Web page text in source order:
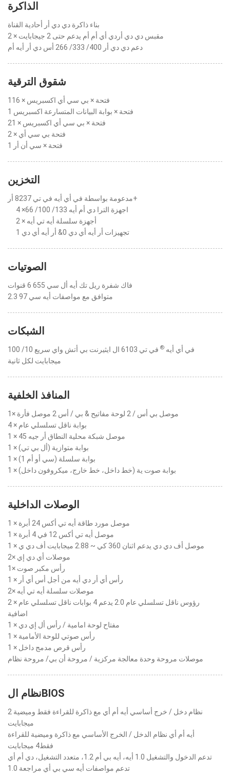
الذاكرة
بناء ذاكرة دي دي أر أحادية القناة
2 × مقبس دي دي أردي أي أم أم يدعم حتى 2 جيجابايت
دعم دي دي أر 400/ 333/ 266 أس دي أر أيه أم
شقوق الترقية
1فتحة × بي سي أي اكسبريس × 16
1 فتحة × بوابة البيانات المتسارعة اكسبريس
2فتحة × بي سي أي اكسبريس × 1
2 × فتحة بي سي أي
1 فتحة × سي أن أر
التخزين
مدعومة بواسطة في أي أيه في تي 8237 أر+
4 ×اجهزة الترا دي أم أيه 133/ 100/ 66
2 × أجهزة سلسلة أيه تي أيه
تجهيزات أر أيه أي دي 0& أر أيه أي دي 1
الصوتيات
فاك شفرة ريل تك أيه أل سي 655 6 قنوات
متوافق مع مواصفات أيه سي 97 2.3
الشبكات
في أي أيه ®
في تي 6103 ال ايثيرنت بي أتش واي سريع 10/ 100
ميجابايت لكل ثانية
المنافذ الخلفية
1× موصل بي أس / 2 لوحة مفاتيح & بي / أس 2 موصل فأرة
4 × بوابة ناقل تسلسلي عام
1 × موصل شبكة محلية النطاق أر جيه 45
1 × بوابة متوازية (أل بي تي)
1 × بوابة سلسلة (سي أو أم 1)
1 × بوابة صوت ية (خط داخل، خط خارج، ميكروفون داخل)
الوصلات الداخلية
1 × موصل مورد طاقة أيه تي أكس 24 أبرة
1 × موصل أيه تي أكس 12 في 4 أبرة
1 × موصل أف دي دي يدعم اثنان 360 كي ~ 2.88 ميجابايت أف دي ي
2× موصلات أي دي إي
1× رأس مكبر صوت
1 × رأس أي أر دي أيه من أجل أس أي أر
2× موصلات سلسلة أيه تي أيه
2 × رؤوس ناقل تسلسلي عام 2.0 يدعم 4 بوابات ناقل تسلسلي عام
اضافية
1 × مفتاح لوحة امامية / رأس أل إي دي
1 × رأس صوتي للوحة الأمامية
1 × رأس قرص مدمج داخل
موصلات مروحة وحدة معالجة مركزية / مروحة أن بي/ مروحة نظام
نظام الBIOS
نظام دخل / خرج أساسي أيه أم أي مع ذاكرة للقراءة فقط وميضية 2
ميجابايت
أيه أم أي نظام الدخل / الخرج الأساسي مع ذاكرة وميضية للقراءة
فقط4 ميجابايت
تدعم الدخول والتشغيل 1.0 أيه، أيه بي أم 1.2، متعدد التشغيل، دي أم أي
تدعم مواصفات أيه سي بي أي مراجعة 1.0